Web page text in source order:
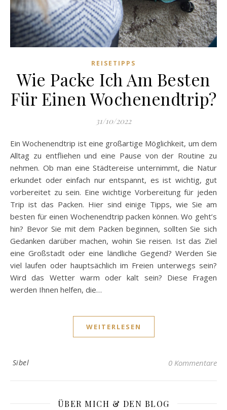
REISETIPPS
Wie Packe Ich Am Besten
Für Einen Wochenendtrip?
31/10/2022
Ein Wochenendtrip ist eine großartige Möglichkeit, um dem
Alltag zu entfliehen und eine Pause von der Routine zu
nehmen. Ob man eine Städtereise unternimmt, die Natur
erkundet oder einfach nur entspannt, es ist wichtig, gut
vorbereitet zu sein. Eine wichtige Vorbereitung für jeden
Trip ist das Packen. Hier sind einige Tipps, wie Sie am
besten für einen Wochenendtrip packen können. Wo geht’s
hin? Bevor Sie mit dem Packen beginnen, sollten Sie sich
Gedanken darüber machen, wohin Sie reisen. Ist das Ziel
eine Großstadt oder eine ländliche Gegend? Werden Sie
viel laufen oder hauptsächlich im Freien unterwegs sein?
Wird das Wetter warm oder kalt sein? Diese Fragen
werden Ihnen helfen, die…
WEITERLESEN
Sibel 0 Kommentare
ÜBER MICH & DEN BLOG